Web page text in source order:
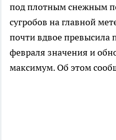
под плотным снежным
сугробов на главной
почти вдвое превысила
февраля значения и
максимум. Об этом